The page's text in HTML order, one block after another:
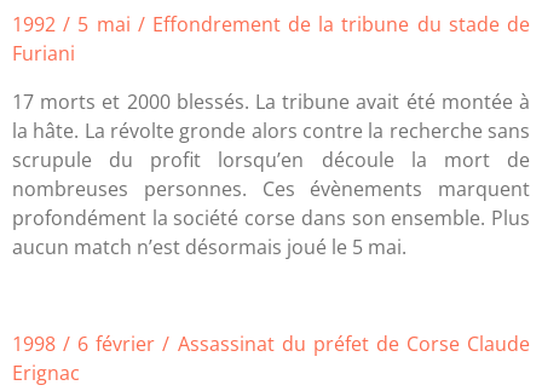
1992 / 5 mai / Effondrement de la tribune du stade de
Furiani
17 morts et 2000 blessés. La tribune avait été montée à
la hâte. La révolte gronde alors contre la recherche sans
scrupule du profit lorsqu’en découle la mort de
nombreuses personnes. Ces évènements marquent
profondément la société corse dans son ensemble. Plus
aucun match n’est désormais joué le 5 mai.
1998 / 6 février / Assassinat du préfet de Corse Claude
Erignac